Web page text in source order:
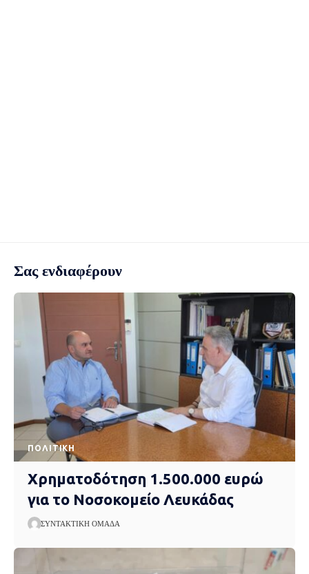
Σας ενδιαφέρουν
ΠΟΛΙΤΙΚΉ
Χρηματοδότηση 1.500.000 ευρώ
για το Νοσοκομείο Λευκάδας
ΣΥΝΤΑΚΤΙΚΉ ΟΜΆΔΑ